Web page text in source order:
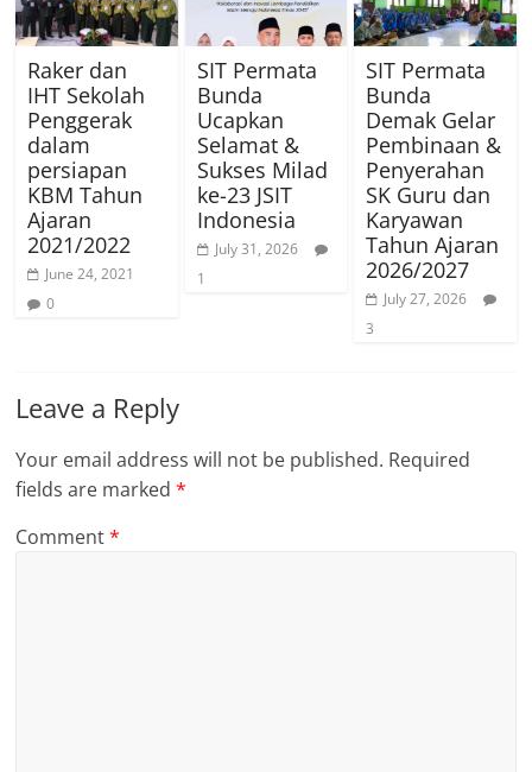
Raker dan
IHT Sekolah
Penggerak
dalam
persiapan
KBM Tahun
Ajaran
2021/2022
June 24, 2021
0
SIT Permata
Bunda
Ucapkan
Selamat &
Sukses Milad
ke-23 JSIT
Indonesia
July 31, 2026
1
SIT Permata
Bunda
Demak Gelar
Pembinaan &
Penyerahan
SK Guru dan
Karyawan
Tahun Ajaran
2026/2027
July 27, 2026
3
Leave a Reply
Your email address will not be published. Required
fields are marked*
Comment*